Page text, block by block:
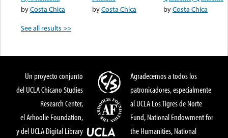
byCosta Chica
byCosta Chica
byCosta Chica
See all results >>
Un proyecto conjunto
del UCLA Chicano Studies
Research Center,
el Arhoolie Foundation,
y del UCLA Digital Library
Agradecemos a todos los
patronicadores, especialmente
al UCLA Los Tigres de Norte
Fund, National Endowment for
the Humanities, National